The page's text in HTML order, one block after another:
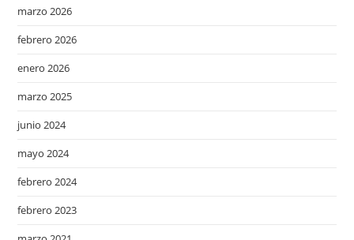
marzo 2026
febrero 2026
enero 2026
marzo 2025
junio 2024
mayo 2024
febrero 2024
febrero 2023